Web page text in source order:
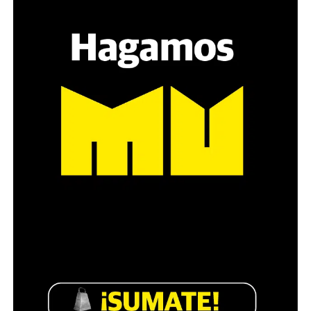
mamá de Lucía Pérez
“Estamos como el día 1”. La frase de la madre de la joven
es a través del interrogante, que puedan encarnar la
pregunta», comparte Gonzalo, de 41 años.